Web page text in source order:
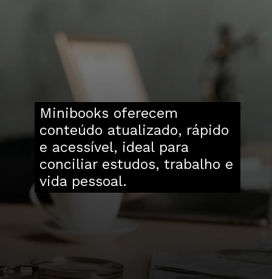
Minibooks oferecem
conteúdo atualizado, rápido
e acessível, ideal para
conciliar estudos, trabalho e
vida pessoal.